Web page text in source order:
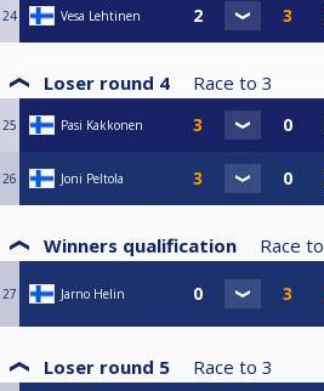
24 Vesa Lehtinen
Loser round 4 Race to 3
25 Pasi Kakkonen
26 Joni Peltola
Winners qualification Race to
27 Jarno Helin
Loser round 5 Race to 3